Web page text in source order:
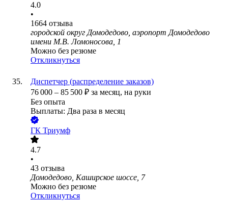
4.0
•
1664 отзыва
городской округ Домодедово, аэропорт Домодедово
имени М.В. Ломоносова, 1
Можно без резюме
Откликнуться
Диспетчер (распределение заказов)
76 000 – 85 500 ₽ за месяц, на руки
Без опыта
Выплаты: Два раза в месяц
ГК Триумф
4.7
•
43 отзыва
Домодедово, Каширское шоссе, 7
Можно без резюме
Откликнуться